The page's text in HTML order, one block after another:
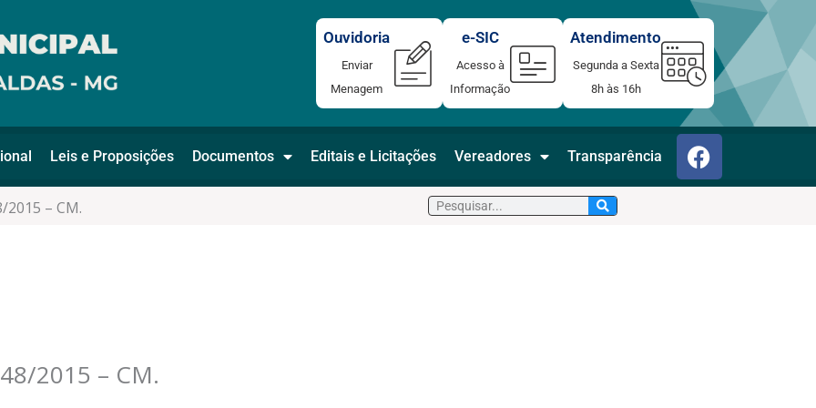
Atendimento
Segunda a Sexta
8h às 16h
e-SIC
Acesso à
Informação
Ouvidoria
Enviar
Menagem
Leis e Proposições Documentos Editais e Licitações Vereadores Transparência F
a
c
2015 – CM. Pesquisar
2015 – CM.